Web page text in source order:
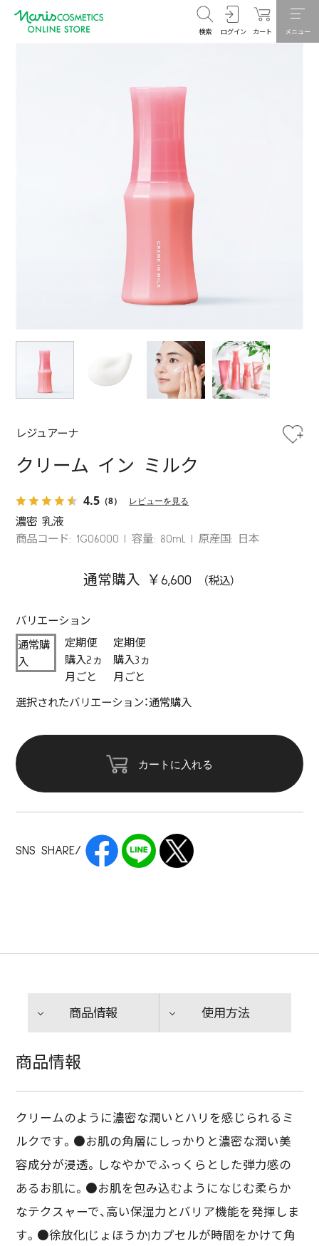
検索 ログイン カート メニュー
レジュアーナ
クリーム イン ミルク
4.5 （8） レビューを見る
濃密 乳液
商品コード: 1G06000
容量: 80mL 原産国: 日本
通常購入 ￥6,600
バリエーション
通常購
入
定期便
購入2ヵ
月ごと
定期便
購入3ヵ
月ごと
選択されたバリエーション：通常購入
カートに入れる
SNS SHARE/
商品情報 使用方法
商品情報
クリームのように濃密な潤いとハリを感じられるミ
ルクです。●お肌の角層にしっかりと濃密な潤い美
容成分が浸透。しなやかでふっくらとした弾力感の
あるお肌に。●お肌を包み込むようになじむ柔らか
なテクスャーで、高い保湿力とバリア機能を発揮しま
す。●徐放化(じょほうか)カプセルが時間をかけて角